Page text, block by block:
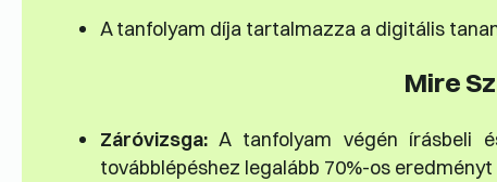
A tanfolyam díja tartalmazza a digitális
Mire
Záróvizsga:A tanfolyam végén írásbeli
továbblépéshez legalább 70%-os eredményt